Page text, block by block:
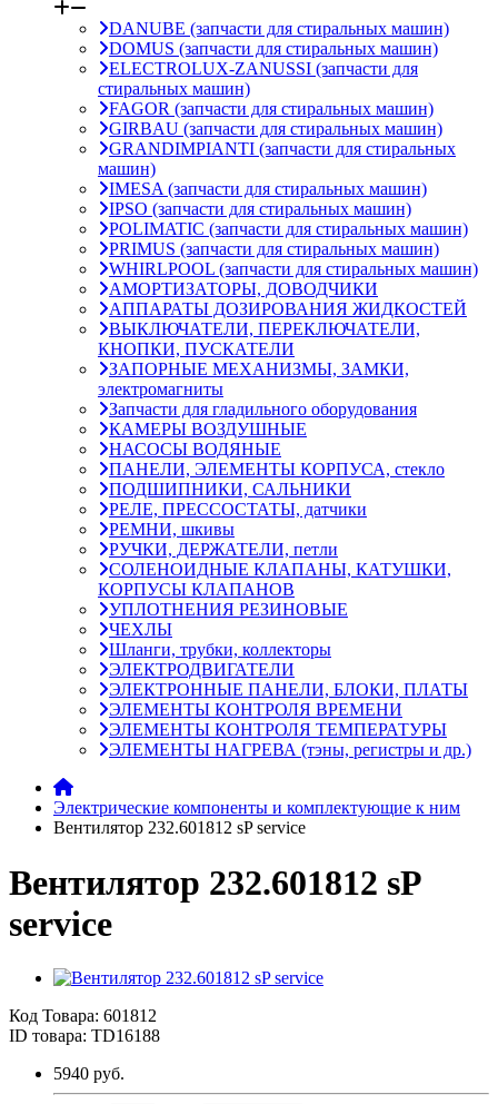
DANUBE (запчасти для стиральных машин)
DOMUS (запчасти для стиральных машин)
ELECTROLUX-ZANUSSI (запчасти для
стиральных машин)
FAGOR (запчасти для стиральных машин)
GIRBAU (запчасти для стиральных машин)
GRANDIMPIANTI (запчасти для стиральных
машин)
IMESA (запчасти для стиральных машин)
IPSO (запчасти для стиральных машин)
POLIMATIC (запчасти для стиральных машин)
PRIMUS (запчасти для стиральных машин)
WHIRLPOOL (запчасти для стиральных машин)
АМОРТИЗАТОРЫ, ДОВОДЧИКИ
АППАРАТЫ ДОЗИРОВАНИЯ ЖИДКОСТЕЙ
ВЫКЛЮЧАТЕЛИ, ПЕРЕКЛЮЧАТЕЛИ,
КНОПКИ, ПУСКАТЕЛИ
ЗАПОРНЫЕ МЕХАНИЗМЫ, ЗАМКИ,
электромагниты
Запчасти для гладильного оборудования
КАМЕРЫ ВОЗДУШНЫЕ
НАСОСЫ ВОДЯНЫЕ
ПАНЕЛИ, ЭЛЕМЕНТЫ КОРПУСА, стекло
ПОДШИПНИКИ, САЛЬНИКИ
РЕЛЕ, ПРЕССОСТАТЫ, датчики
РЕМНИ, шкивы
РУЧКИ, ДЕРЖАТЕЛИ, петли
СОЛЕНОИДНЫЕ КЛАПАНЫ, КАТУШКИ,
КОРПУСЫ КЛАПАНОВ
УПЛОТНЕНИЯ РЕЗИНОВЫЕ
ЧЕХЛЫ
Шланги, трубки, коллекторы
ЭЛЕКТРОДВИГАТЕЛИ
ЭЛЕКТРОННЫЕ ПАНЕЛИ, БЛОКИ, ПЛАТЫ
ЭЛЕМЕНТЫ КОНТРОЛЯ ВРЕМЕНИ
ЭЛЕМЕНТЫ КОНТРОЛЯ ТЕМПЕРАТУРЫ
ЭЛЕМЕНТЫ НАГРЕВА (тэны, регистры и др.)
Электрические компоненты и комплектующие к ним
Вентилятор 232.601812 sP service
Вентилятор 232.601812 sP
service
Код Товара: 601812
ID товара: TD16188
5940 руб.